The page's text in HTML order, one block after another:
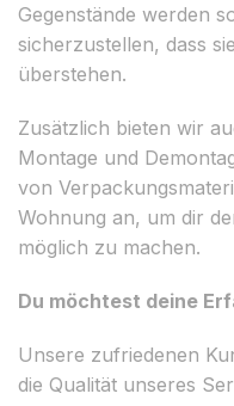
Gegenstände werden
sicherzustellen, dass
überstehen.
Zusätzlich bieten wir
Montage und
von
Wohnung an, um dir
möglich zu machen.
Du möchtest deine
Unsere zufriedenen
die Qualität unseres